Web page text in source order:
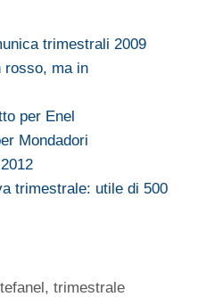
trimestrali 2009
rosso, ma in
per Enel
Mondadori
trimestrale: utile di 500
,trimestrale